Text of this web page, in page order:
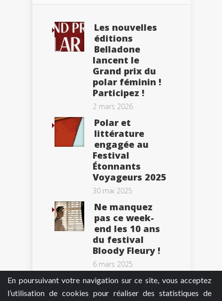
En poursuivant votre navigation sur ce site, vous acceptez
l’utilisation de cookies pour réaliser des statistiques de
Les nouvelles
éditions
Belladone
lancent le
Grand prix du
polar féminin !
Participez !
2 mars 2026
Polar et
littérature
engagée au
Festival
Étonnants
Voyageurs 2025
30 mai 2025
Ne manquez
pas ce week-
end les 10 ans
du festival
Bloody Fleury !
6 mars 2025